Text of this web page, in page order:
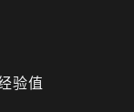
验值